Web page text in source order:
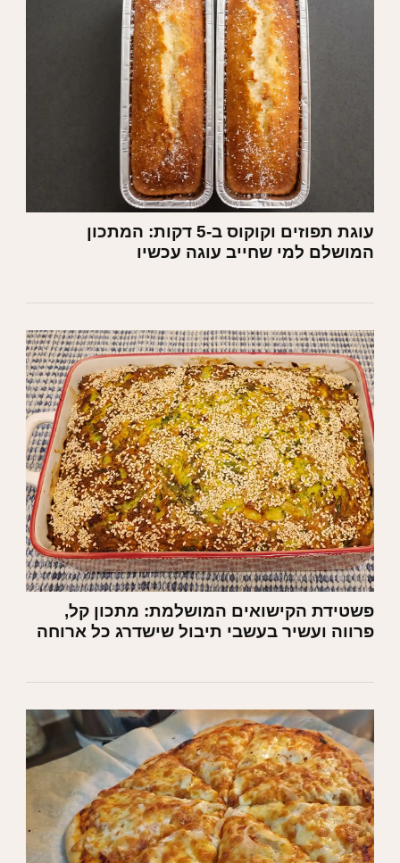
עוגת תפוזים וקוקוס ב-5 דקות: המתכון
המושלם למי שחייב עוגה עכשיו
פשטידת הקישואים המושלמת: מתכון קל,
פרווה ועשיר בעשבי תיבול שישדרג כל ארוחה